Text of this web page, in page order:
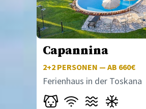
Capannina
2+2 PERSONEN — AB 660€
Ferienhaus in der Toskana